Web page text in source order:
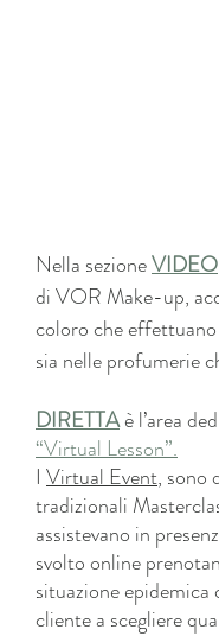
Nella sezione VIDEO
di VOR Make-up,
coloro che effettuano
sia nelle profumerie
DIRETTA è l’area
“Virtual Lesson”.
I Virtual Event, sono
tradizionali
assistevano in
svolto online
situazione
cliente a scegliere